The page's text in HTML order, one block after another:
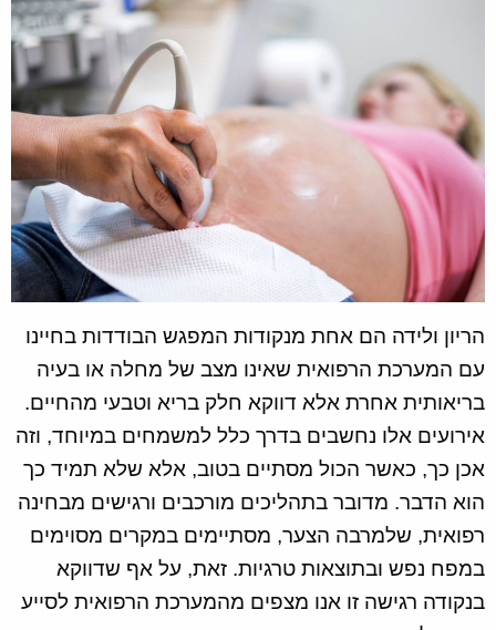
הריון ולידה הם אחת מנקודות המפגש הבודדות בחיינו
עם המערכת הרפואית שאינו מצב של מחלה או בעיה
בריאותית אחרת אלא דווקא חלק בריא וטבעי מהחיים.
אירועים אלו נחשבים בדרך כלל למשמחים במיוחד, וזה
אכן כך, כאשר הכול מסתיים בטוב, אלא שלא תמיד כך
הוא הדבר. מדובר בתהליכים מורכבים ורגישים מבחינה
רפואית, שלמרבה הצער, מסתיימים במקרים מסוימים
במפח נפש ובתוצאות טרגיות. זאת, על אף שדווקא
בנקודה רגישה זו אנו מצפים מהמערכת הרפואית לסייע